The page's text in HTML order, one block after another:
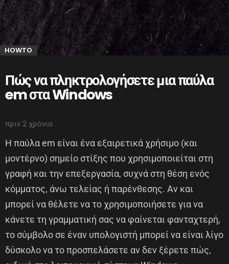
HOWTO
Πώς να πληκτρολογήσετε μια παύλα
em στα Windows
πριν 2 χρόνια
Η παύλα em είναι ένα εξαιρετικά χρήσιμο (και
μοντέρνο) σημείο στίξης που χρησιμοποιείται στη
γραφή και την επεξεργασία, συχνά στη θέση ενός
κόμματος, άνω τελείας ή παρένθεσης. Αν και
μπορεί να θέλετε να το χρησιμοποιήσετε για να
κάνετε τη γραμματική σας να φαίνεται φανταχτερή,
το σύμβολο σε έναν υπολογιστή μπορεί να είναι λίγο
δύσκολο να το προσπελάσετε αν δεν ξέρετε πώς,